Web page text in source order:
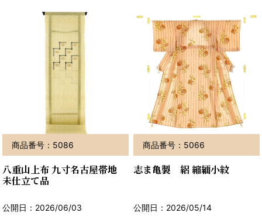
商品番号：5086
八重山上布 九寸名古屋帯地
未仕立て品
公開日：2026/06/03
商品番号：5066
志ま亀製 絽 縮緬小紋
公開日：2026/05/14